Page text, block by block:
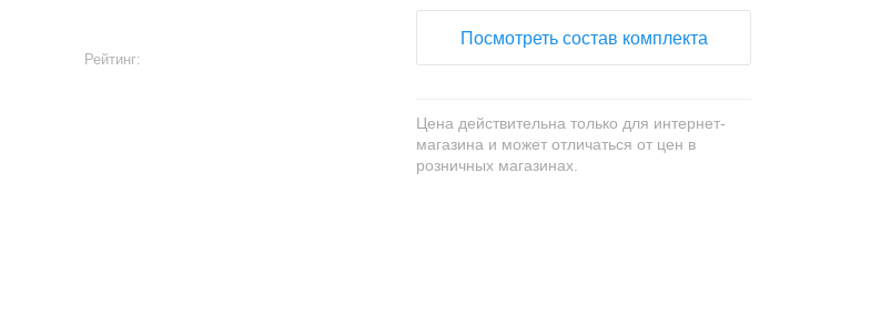
Рейтинг:
Посмотреть состав комплекта
Цена действительна только для интернет-
магазина и может отличаться от цен в
розничных магазинах.